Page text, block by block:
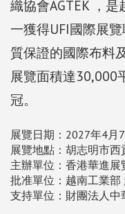
織協會AGTEK ，
一獲得UFI國際展
質保證的國際布料
展覽面積達30,000
冠。
展覽日期：2027年4月
展覽地點：胡志明市西
主辦單位：香港華進
批准單位：越南工業部
支持單位：財團法人